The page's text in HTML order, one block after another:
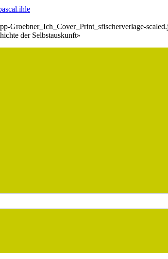
Groebner_Ich_Cover_Print_sfischerverlage-
der Selbstauskunft»